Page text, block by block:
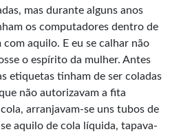
mas durante alguns anos
os computadores dentro de
com aquilo. E eu se calhar não
o espírito da mulher. Antes
etiquetas tinham de ser coladas
não autorizavam a fita
arranjavam-se uns tubos de
aquilo de cola líquida, tapava-